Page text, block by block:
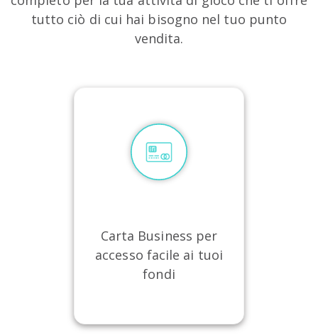
tutto ciò di cui hai bisogno nel tuo punto
vendita.
Carta Business per
accesso facile ai tuoi
fondi